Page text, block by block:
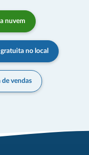
nuvem
no local
vendas